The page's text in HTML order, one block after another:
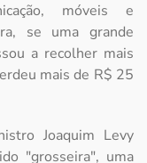
móveis e
se uma grande
a recolher mais
mais de R$ 25
Joaquim Levy
"grosseira", uma